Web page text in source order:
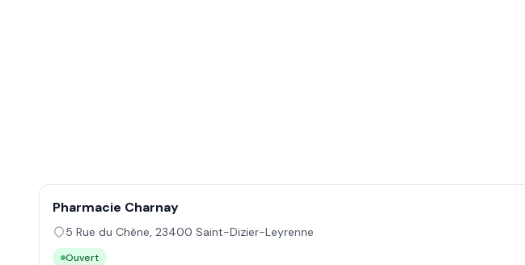
Pharmacie Charnay
5 Rue du Chêne, 23400 Saint-Dizier-Leyrenne
Ouvert